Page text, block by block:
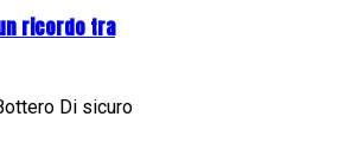
ricordo tra
Di sicuro